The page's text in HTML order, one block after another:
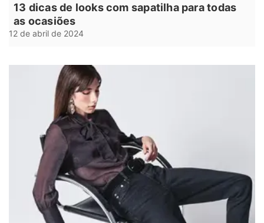
13 dicas de looks com sapatilha para todas
as ocasiões
12 de abril de 2024